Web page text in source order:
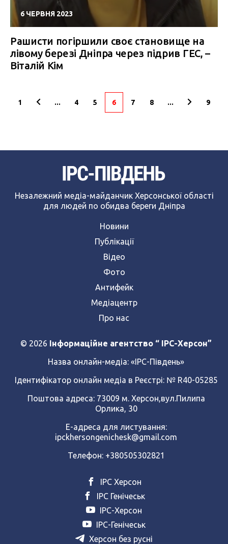
6 ЧЕРВНЯ 2023
Рашисти погіршили своє становище на
лівому березі Дніпра через підрив ГЕС, –
Віталій Кім
1 ... 4 5 6 7 8 ... 9
Незалежний медіа-майданчик Херсонської області
для людей по обидва береги Дніпра
Новини
Публікації
Відео
Фото
Антифейк
Медіацентр
Про нас
© 2026 Інформаційне агентство “ IPC-Херсон”
Назва онлайн-медіа: «ІРС-Південь»
Ідентифікатор онлайн медіа в Реєстрі: № R40-05285
Поштова адреса: 73009 м. Херсон,вул.Пилипа
Орлика, 30
Е-адреса для листування:
ipckhersongenichesk@gmail.com
Телефон: +380505302821
ІРС Херсон
ІРС Генічеськ
ІРС-Херсон
ІРС-Генічеськ
Херсон без русні